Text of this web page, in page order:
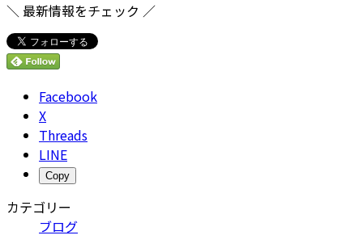
＼ 最新情報をチェック ／
Facebook
X
Threads
LINE
Copy
カテゴリー
ブログ